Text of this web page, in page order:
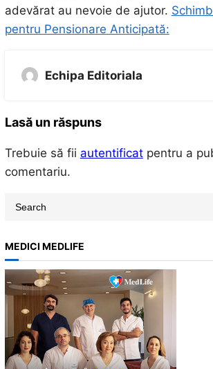
adevărat au nevoie de ajutor.
pentru Pensionare Anticipată:
Echipa Editoriala
Lasă un răspuns
Trebuie să fii autentificatpentru a
comentariu.
r
c
h
MEDICI MEDLIFE